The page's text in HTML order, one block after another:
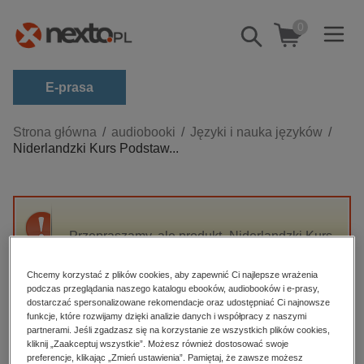
Pokaż/schowaj
wyszukiwarkę
0
E-prasa
Kategorie
Zobacz wszystkie E-prasa
budownictwo, aranżacja wnętrz
darmowe wydania
edukacja
hobby, sport, rozrywka
komputery, internet, technologie, informatyka
Strona główna audiobooki
Języki i nauka języków
Niderlandzki Kurs Podstaw...
Przepraszamy, ale produkt „Niderlandzki Kurs
High-contrast mode
Polecane
Chcemy korzystać z plików cookies, aby zapewnić Ci najlepsze wrażenia
podczas przeglądania naszego katalogu ebooków, audiobooków i e-prasy,
dostarczać spersonalizowane rekomendacje oraz udostępniać Ci najnowsze
funkcje, które rozwijamy dzięki analizie danych i współpracy z naszymi
partnerami. Jeśli zgadzasz się na korzystanie ze wszystkich plików cookies,
kliknij „Zaakceptuj wszystkie”. Możesz również dostosować swoje
preferencje, klikając „Zmień ustawienia”. Pamiętaj, że zawsze możesz